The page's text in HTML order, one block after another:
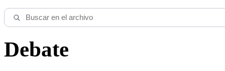
Debate